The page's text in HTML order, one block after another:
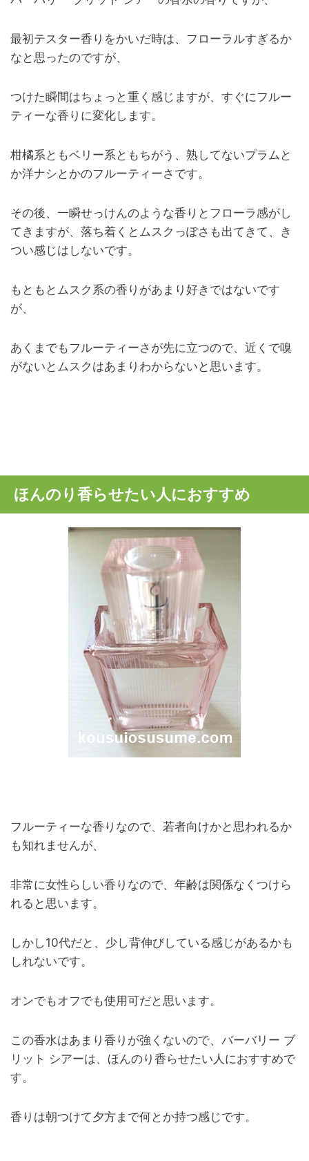
最初テスター香りをかいだ時は、フローラルすぎるか
なと思ったのですが、
つけた瞬間はちょっと重く感じますが、すぐにフルー
ティーな香りに変化します。
柑橘系ともベリー系ともちがう、熟してないプラムと
か洋ナシとかのフルーティーさです。
その後、一瞬せっけんのような香りとフローラ感がし
てきますが、落ち着くとムスクっぽさも出てきて、き
つい感じはしないです。
もともとムスク系の香りがあまり好きではないです
が、
あくまでもフルーティーさが先に立つので、近くで嗅
がないとムスクはあまりわからないと思います。
ほんのり香らせたい人におすすめ
フルーティーな香りなので、若者向けかと思われるか
も知れませんが、
非常に女性らしい香りなので、年齢は関係なくつけら
れると思います。
しかし10代だと、少し背伸びしている感じがあるかも
しれないです。
オンでもオフでも使用可だと思います。
この香水はあまり香りが強くないので、バーバリー ブ
リット シアーは、ほんのり香らせたい人におすすめで
す。
香りは朝つけて夕方まで何とか持つ感じです。